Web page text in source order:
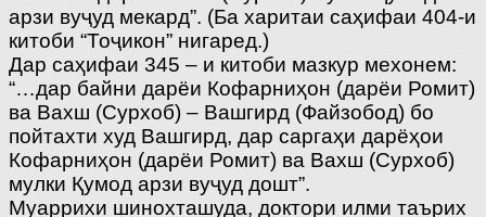
арзи вуҷуд мекард”. (Ба харитаи саҳифаи 404-и
китоби “Тоҷикон” нигаред.)
Дар саҳифаи 345 – и китоби мазкур мехонем:
“…дар байни дарёи Кофарниҳон (дарёи Ромит)
ва Вахш (Сурхоб) – Вашгирд (Файзобод) бо
пойтахти худ Вашгирд, дар саргаҳи дарёҳои
Кофарниҳон (дарёи Ромит) ва Вахш (Сурхоб)
мулки Қумод арзи вуҷуд дошт”.
Муаррихи шинохташуда, доктори илми таърих